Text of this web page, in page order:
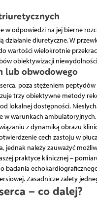
odpowiedzi na jej bierne
diuretyczne. W
wartości wielokrotnie
obiektywizacji niewydolności
lub obwodowego
poza stężeniem
trzy obiektywne metody
lokalnej dostępności.
w warunkach
z dynamiką obrazu
cech zastoju w
jednak należy zauważyć
praktyce klinicznej –
badania
Zasadnicze zalety
– co dalej?